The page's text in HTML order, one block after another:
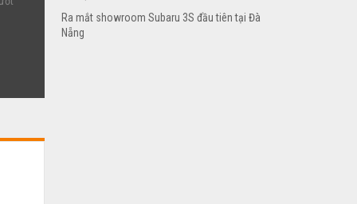
Ra mắt showroom Subaru 3S đầu tiên tại Đà
Nẵng